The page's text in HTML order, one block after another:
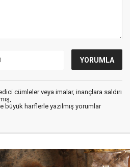
cümleler veya imalar, inançlara saldırı
büyük harflerle yazılmış yorumlar